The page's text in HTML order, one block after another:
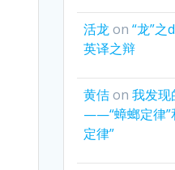
活龙on“龙”
英译之辩
黄佶on我发现
——“蟑螂定律”
定律”